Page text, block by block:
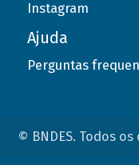
Instagram
Ajuda
Perguntas
© BNDES. Todos